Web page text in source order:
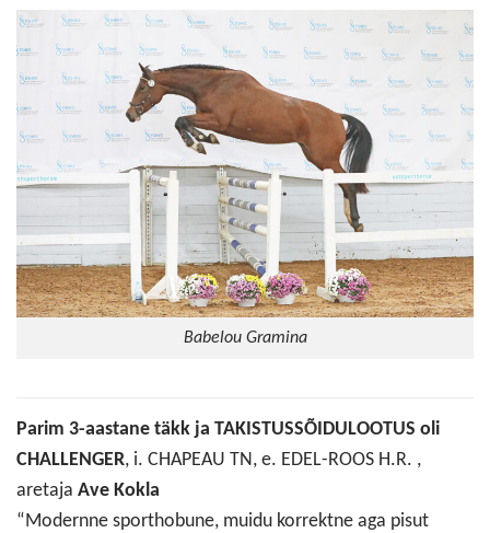
Babelou Gramina
Parim 3-aastane täkk ja TAKISTUSSÕIDULOOTUS oli
CHALLENGER, i. CHAPEAU TN, e. EDEL-ROOS H.R. ,
aretaja Ave Kokla
“Modernne sporthobune, muidu korrektne aga pisut